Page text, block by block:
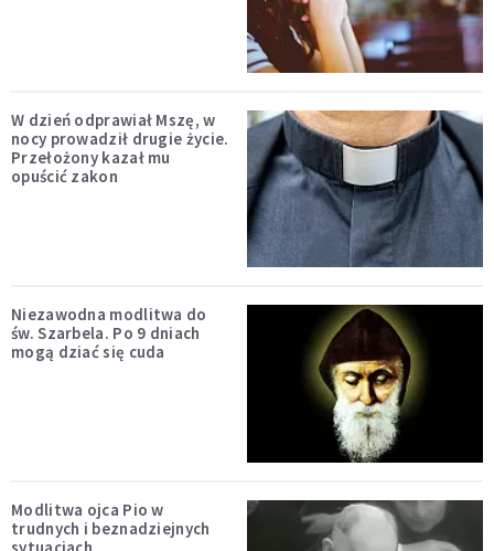
W dzień odprawiał Mszę, w
nocy prowadził drugie życie.
Przełożony kazał mu
opuścić zakon
Niezawodna modlitwa do
św. Szarbela. Po 9 dniach
mogą dziać się cuda
Modlitwa ojca Pio w
trudnych i beznadziejnych